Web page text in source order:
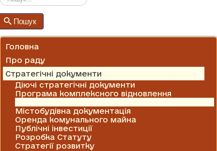
ОГОЛОШЕННЯ
ГРАФІКИ ПРИЙОМУ
Пошук
Головна
Про раду
Стратегічні документи
Діючі стратегічні документи
Програма комплексного відновлення
Містобудівна документація
Оренда комунального майна
Публічні інвестиції
Розробка Статуту
Стратегії розвитку